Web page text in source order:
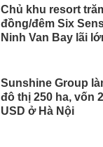
Chủ khu resort
đồng/đêm Six
Ninh Van Bay lãi
Sunshine Group
đô thị 250 ha, vốn
USD ở Hà Nội